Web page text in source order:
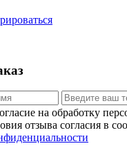
на обработку
отзыва согласия в